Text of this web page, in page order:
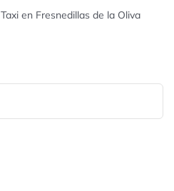
Taxi en Fresnedillas de la Oliva